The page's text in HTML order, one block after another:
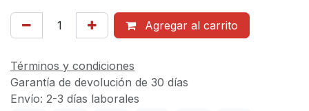
Agregar al carrito
Términos y condiciones
Garantía de devolución de 30 días
Envío: 2-3 días laborales